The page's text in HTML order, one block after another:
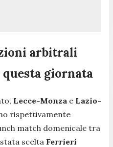
arbitrali
giornata
Lecce-Monza e Lazio-
rispettivamente
match domenicale tra
scelta Ferrieri